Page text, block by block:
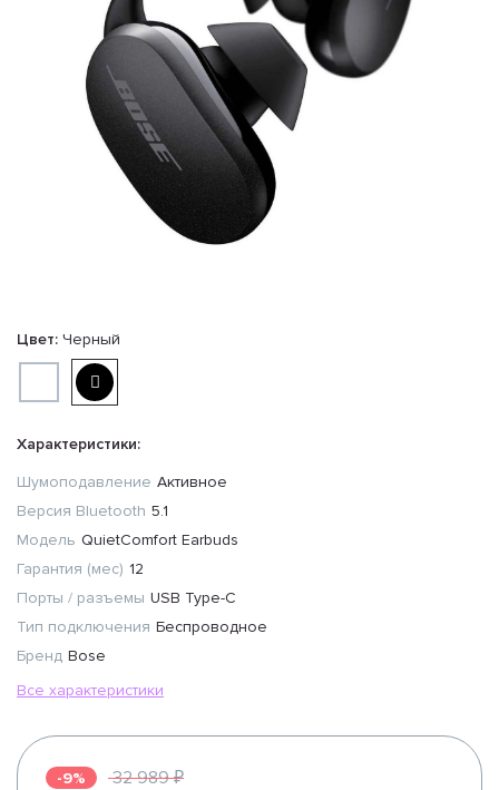
Цвет: Черный
Характеристики:
Шумоподавление Активное
Версия Bluetooth 5.1
Модель QuietComfort Earbuds
Гарантия (мес) 12
Порты / разъемы USB Type-C
Тип подключения Беспроводное
Бренд Bose
Все характеристики
-9% 32 989 ₽